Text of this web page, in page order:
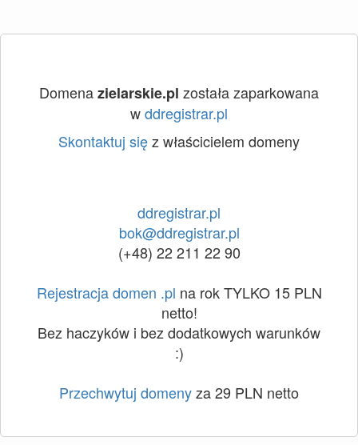
Domenazielarskie.pl została zaparkowana
wddregistrar.pl
Skontaktuj sięz właścicielem domeny
ddregistrar.pl
bok@ddregistrar.pl
(+48) 22 211 22 90
Rejestracja domen .pl na rok TYLKO 15 PLN
netto!
Bez haczyków i bez dodatkowych warunków
:)
Przechwytuj domenyza 29 PLN netto